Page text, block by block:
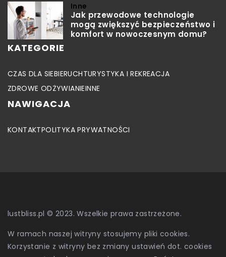
Inne
Jak przewodowe technologie
mogą zwiększyć bezpieczeństwo i
komfort w nowoczesnym domu?
KATEGORIE
CZAS DLA SIEBIERUCHTURYSTYKA I REKREACJA
ZDROWE ODŻYWIANIEINNE
NAWIGACJA
KONTAKTPOLITYKA PRYWATNOŚCI
lustbliss.pl © 2023. Wszelkie prawa zastrzeżone.
W ramach naszej witryny stosujemy pliki cookies.
Korzystanie z witryny bez zmiany ustawień dot. cookies